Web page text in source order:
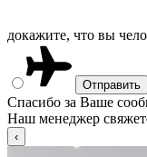
докажите, что вы
Спасибо за Ваше
Наш менеджер